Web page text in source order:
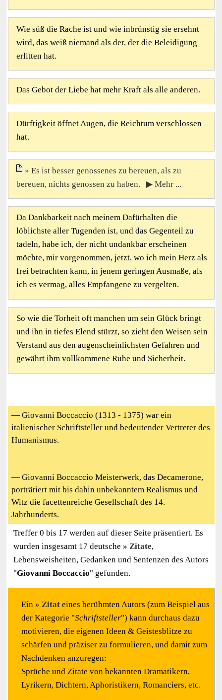
Wie süß die Rache ist und wie inbrünstig sie ersehnt
wird, das weiß niemand als der, der die Beleidigung
erlitten hat.
Das Gebot der Liebe hat mehr Kraft als alle anderen.
Dürftigkeit öffnet Augen, die Reichtum verschlossen
hat.
Es ist besser genossenes zu bereuen, als zu
bereuen, nichts genossen zu haben. ▶ Mehr ...
Da Dankbarkeit nach meinem Dafürhalten die
löblichste aller Tugenden ist, und das Gegenteil zu
tadeln, habe ich, der nicht undankbar erscheinen
möchte, mir vorgenommen, jetzt, wo ich mein Herz als
frei betrachten kann, in jenem geringen Ausmaße, als
ich es vermag, alles Empfangene zu vergelten.
So wie die Torheit oft manchen um sein Glück bringt
und ihn in tiefes Elend stürzt, so zieht den Weisen sein
Verstand aus den augenscheinlichsten Gefahren und
gewährt ihm vollkommene Ruhe und Sicherheit.
— Giovanni Boccaccio (1313 - 1375) war ein
italienischer Schriftsteller und bedeutender Vertreter des
Humanismus.
— Giovanni Boccaccio Meisterwerk, das Decamerone,
porträtiert mit bis dahin unbekanntem Realismus und
Witz die facettenreiche Gesellschaft des 14.
Jahrhunderts.
Treffer 0 bis 17 werden auf dieser Seite präsentiert. Es
wurden insgesamt 17 deutsche
Zitate,
Lebensweisheiten, Gedanken und Sentenzen des Autors
"Giovanni Boccaccio" gefunden.
Ein Zitat eines berühmten Autors (zum Beispiel aus
der Kategorie "Schriftsteller") kann durchaus dazu
motivieren, die eigenen Ideen & Geistesblitze zu
schärfen und präziser zu formulieren, und damit zum
Nachdenken anzuregen:
Sprüche und Zitate von bekannten Dramatikern,
Lyrikern, Dichtern, Aphoristikern, Romanciers, etc.